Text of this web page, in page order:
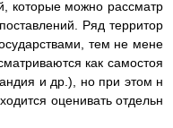
которые можно рассматр
Ряд территор
тем не мене
как самостоя
и др.), но при этом н
оценивать отдельн